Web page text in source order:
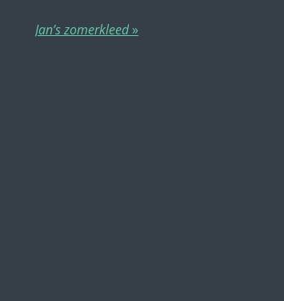
Jan’s zomerkleed »